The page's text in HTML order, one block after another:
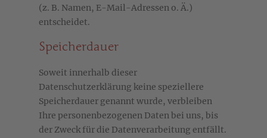
(z. B. Namen, E-Mail-Adressen o. Ä.)
entscheidet.
Speicherdauer
Soweit innerhalb dieser
Datenschutzerklärung keine speziellere
Speicherdauer genannt wurde, verbleiben
Ihre personenbezogenen Daten bei uns, bis
der Zweck für die Datenverarbeitung entfällt.